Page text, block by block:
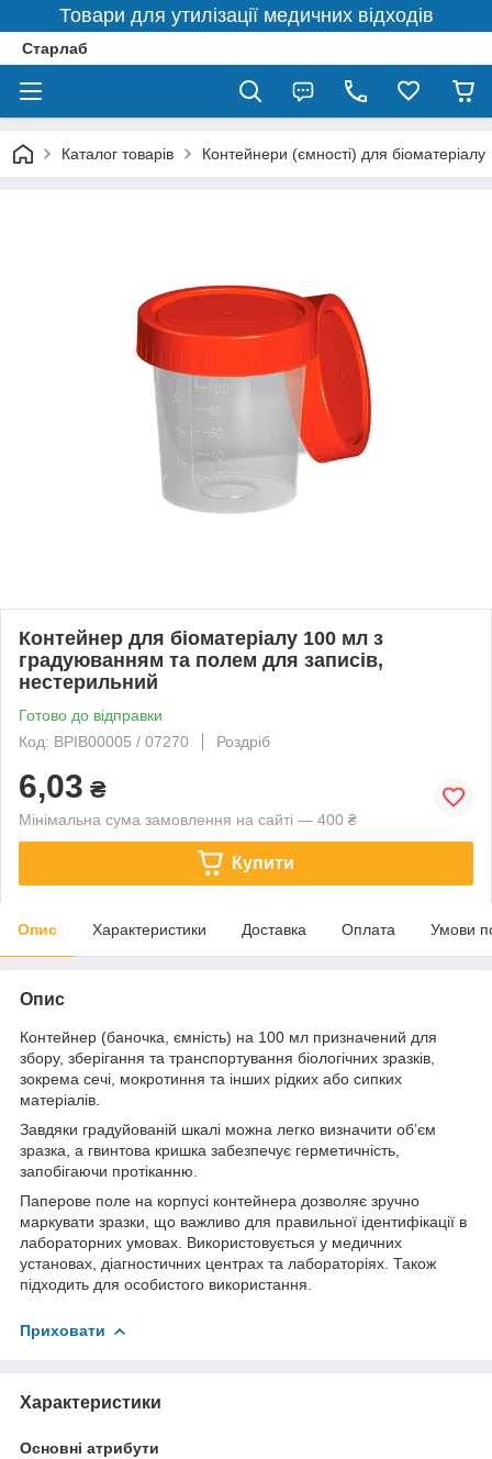
Товари для утилізації медичних відходів
Старлаб
Каталог товарів Контейнери (ємності) для біоматеріалу
Контейнер для біоматеріалу 100 мл з
градуюванням та полем для записів,
нестерильний
Готово до відправки
Код: BPIB00005 / 07270
Роздріб
6,03 ₴
Мінімальна сума замовлення на сайті — 400 ₴
Купити
Опис Характеристики Доставка Оплата Умови
Опис
Контейнер (баночка, ємність) на 100 мл призначений для
збору, зберігання та транспортування біологічних зразків,
зокрема сечі, мокротиння та інших рідких або сипких
матеріалів.
Завдяки градуйованій шкалі можна легко визначити об’єм
зразка, а гвинтова кришка забезпечує герметичність,
запобігаючи протіканню.
Паперове поле на корпусі контейнера дозволяє зручно
маркувати зразки, що важливо для правильної ідентифікації в
лабораторних умовах. Використовується у медичних
установах, діагностичних центрах та лабораторіях. Також
підходить для особистого використання.
Приховати
Характеристики
Основні атрибути